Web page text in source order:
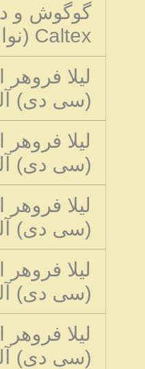
گوگوش و
Caltex (نوار کاست)
(سی دی)
(سی دی)
(سی دی)
(سی دی)
(سی دی)